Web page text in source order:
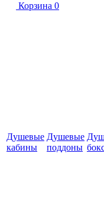
Корзина 0
Душевые
кабины
Душевые
поддоны